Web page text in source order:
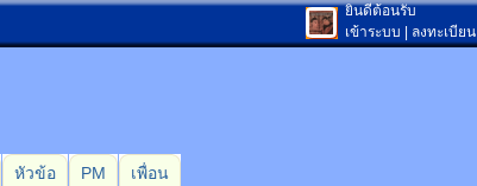
ยินดีต้อนรับ
เข้าระบบ
ลงทะเบียน
หัวข้อ PM เพื่อน